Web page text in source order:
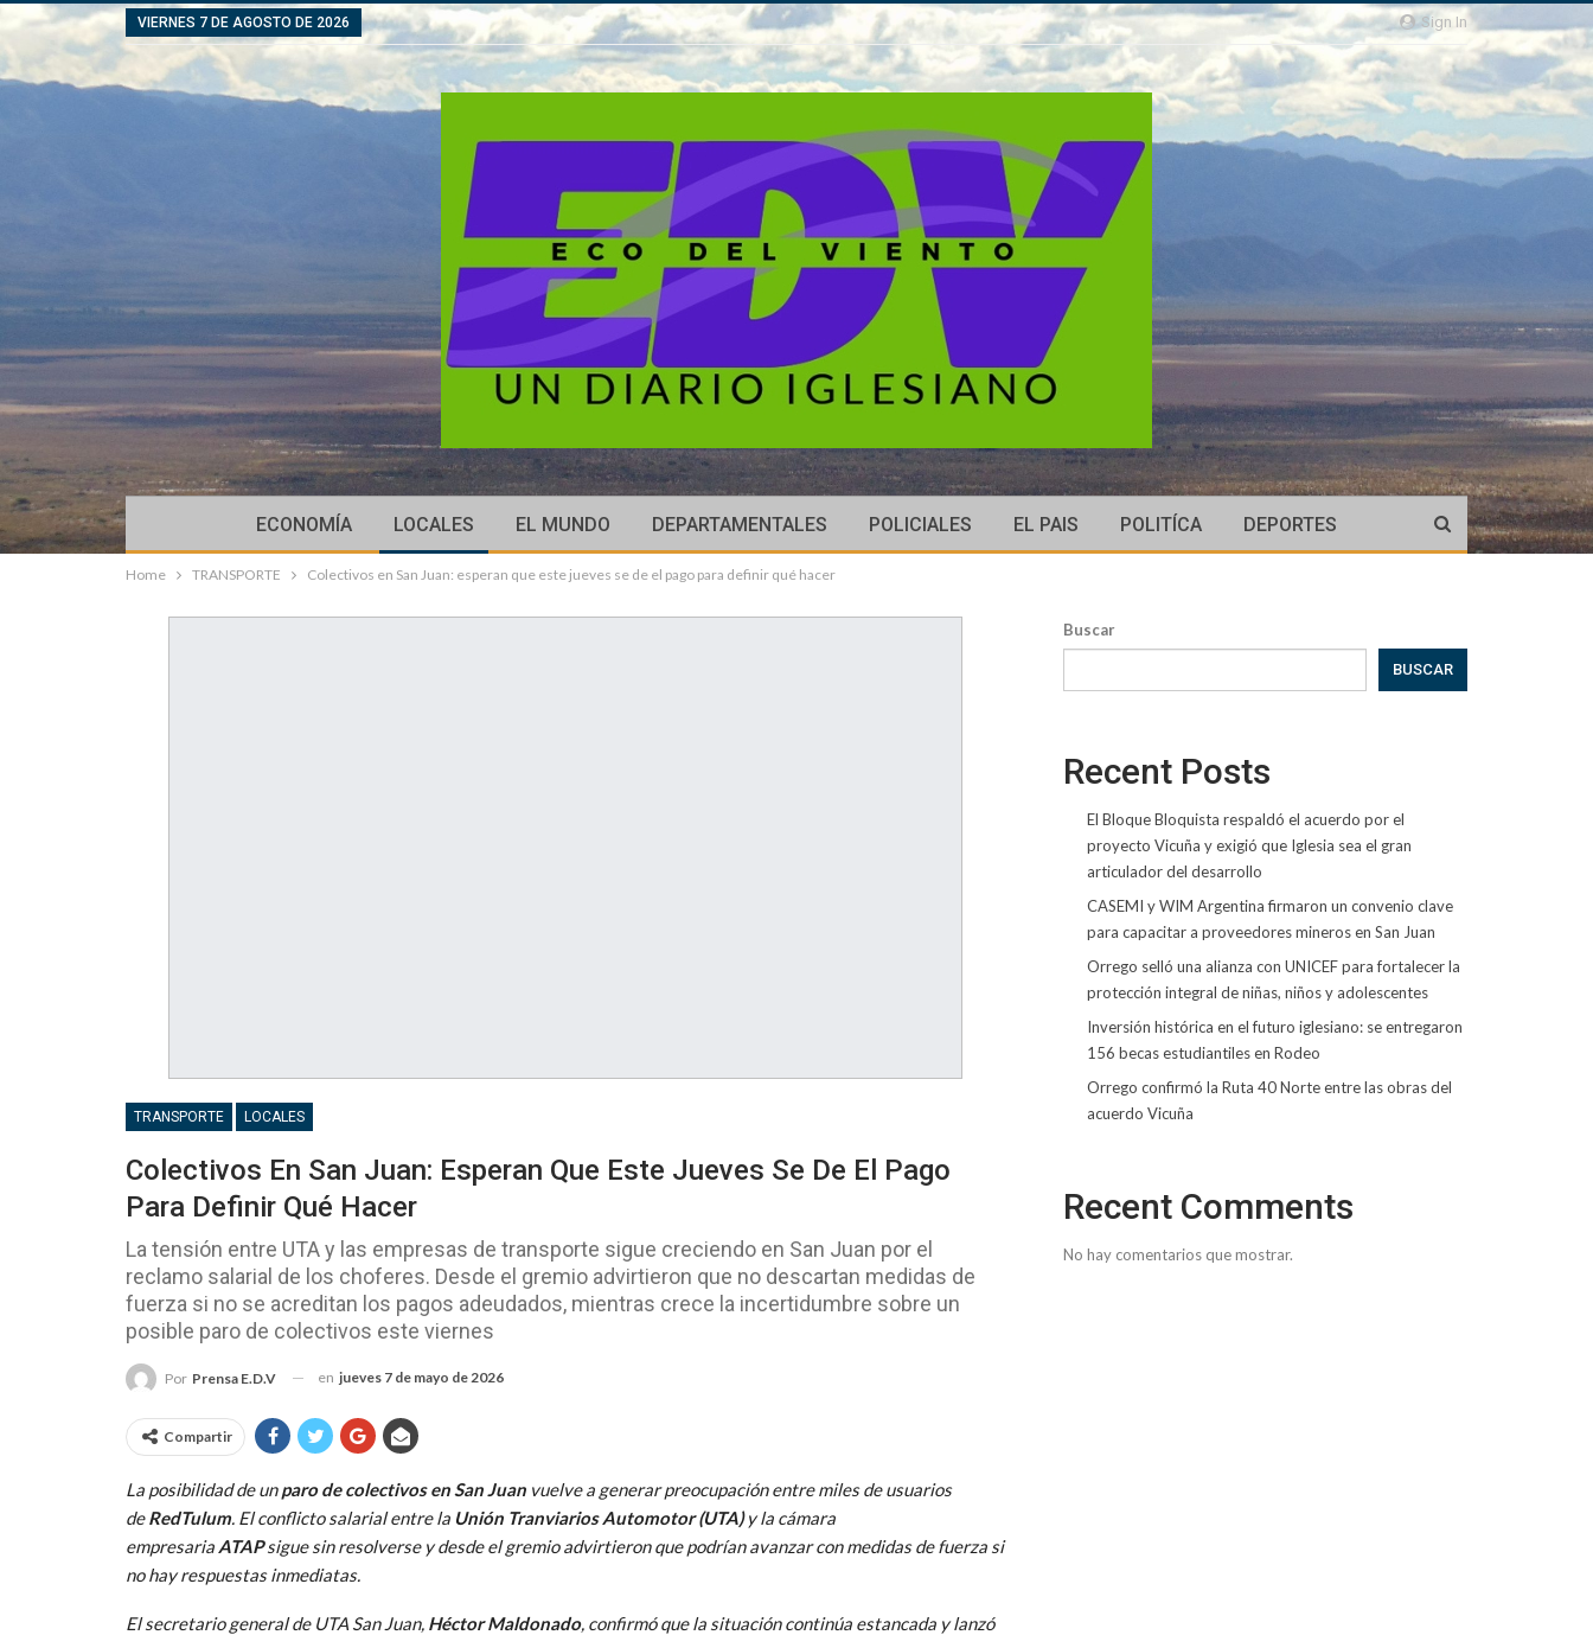
Sign In
VIERNES 7 DE AGOSTO DE 2026
ECONOMÍA LOCALES EL MUNDO DEPARTAMENTALES POLICIALES EL PAIS POLITÍCA DEPORTES
Home TRANSPORTE Colectivos en San Juan: esperan que este jueves se de el pago para definir qué hacer
TRANSPORTE LOCALES
Colectivos En San Juan: Esperan Que Este Jueves Se De El Pago
Para Definir Qué Hacer
La tensión entre UTA y las empresas de transporte sigue creciendo en San Juan por el
reclamo salarial de los choferes. Desde el gremio advirtieron que no descartan medidas de
fuerza si no se acreditan los pagos adeudados, mientras crece la incertidumbre sobre un
posible paro de colectivos este viernes
Por Prensa E.D.V en jueves 7 de mayo de 2026
Compartir
La posibilidad de unparo de colectivos en San Juan vuelve a generar preocupación entre miles de usuarios
deRedTulum. El conflicto salarial entre la Unión Tranviarios Automotor (UTA)y la cámara
empresaria ATAPsigue sin resolverse y desde el gremio advirtieron que podrían avanzar con medidas de fuerza si
no hay respuestas inmediatas.
El secretario general de UTA San Juan, Héctor Maldonado, confirmó que la situación continúa estancada y lanzó
Buscar
BUSCAR
Recent Posts
El Bloque Bloquista respaldó el acuerdo por el
proyecto Vicuña y exigió que Iglesia sea el gran
articulador del desarrollo
CASEMI y WIM Argentina firmaron un convenio clave
para capacitar a proveedores mineros en San Juan
Orrego selló una alianza con UNICEF para fortalecer la
protección integral de niñas, niños y adolescentes
Inversión histórica en el futuro iglesiano: se entregaron
156 becas estudiantiles en Rodeo
Orrego confirmó la Ruta 40 Norte entre las obras del
acuerdo Vicuña
Recent Comments
No hay comentarios que mostrar.